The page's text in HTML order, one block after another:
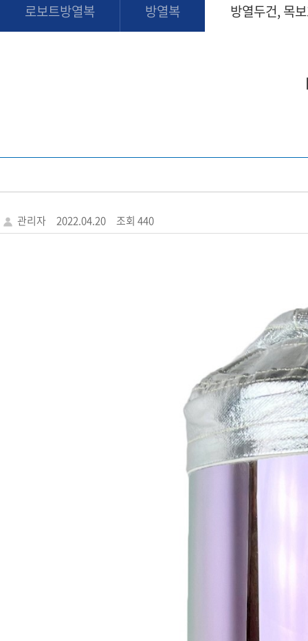
로보트방열복 방열복 방열두건, 목
관리자 2022.04.20 조회 440